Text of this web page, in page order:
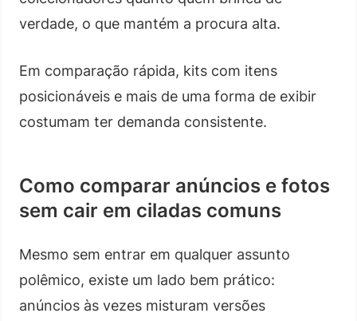
verdade, o que mantém a procura alta.
Em comparação rápida, kits com itens
posicionáveis e mais de uma forma de exibir
costumam ter demanda consistente.
Como comparar anúncios e fotos
sem cair em ciladas comuns
Mesmo sem entrar em qualquer assunto
polêmico, existe um lado bem prático:
anúncios às vezes misturam versões